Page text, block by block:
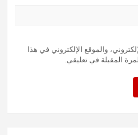
والموقع الإلكتروني في هذا
المقبلة في تعليقي.